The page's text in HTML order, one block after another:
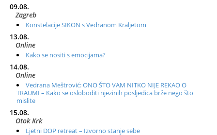
09.08.
Zagreb
Konstelacije SIKON s Vedranom Kraljetom
13.08.
Online
Kako se nositi s emocijama?
14.08.
Online
Vedrana Meštrović: ONO ŠTO VAM NITKO NIJE REKAO O
TRAUMI – Kako se osloboditi njezinih posljedica brže nego što
mislite
15.08.
Otok Krk
Ljetni DOP retreat – Izvorno stanje sebe